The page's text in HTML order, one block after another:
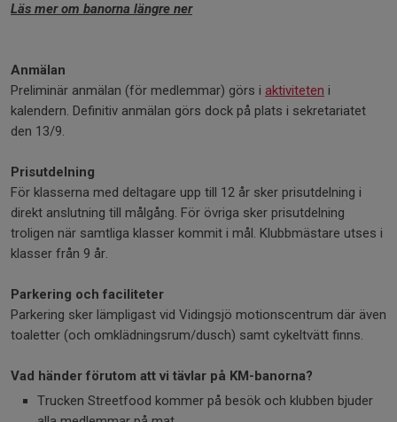
Läs mer om banorna längre ner
Anmälan
Preliminär anmälan (för medlemmar) görs i aktiviteten i
kalendern. Definitiv anmälan görs dock på plats i sekretariatet
den 13/9.
Prisutdelning
För klasserna med deltagare upp till 12 år sker prisutdelning i
direkt anslutning till målgång. För övriga sker prisutdelning
troligen när samtliga klasser kommit i mål. Klubbmästare utses i
klasser från 9 år.
Parkering och faciliteter
Parkering sker lämpligast vid Vidingsjö motionscentrum där även
toaletter (och omklädningsrum/dusch) samt cykeltvätt finns.
Vad händer förutom att vi tävlar på KM-banorna?
Trucken Streetfood kommer på besök och klubben bjuder